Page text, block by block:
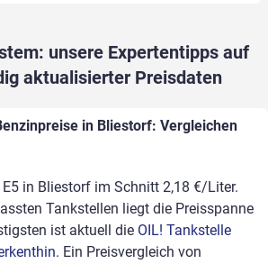
unsere Expertentipps auf
aktualisierter Preisdaten
in Bliestorf: Vergleichen
E5 in Bliestorf im Schnitt 2,18 €/Liter.
Tankstellen liegt die Preisspanne
ist aktuell die OIL! Tankstelle
. Ein Preisvergleich von